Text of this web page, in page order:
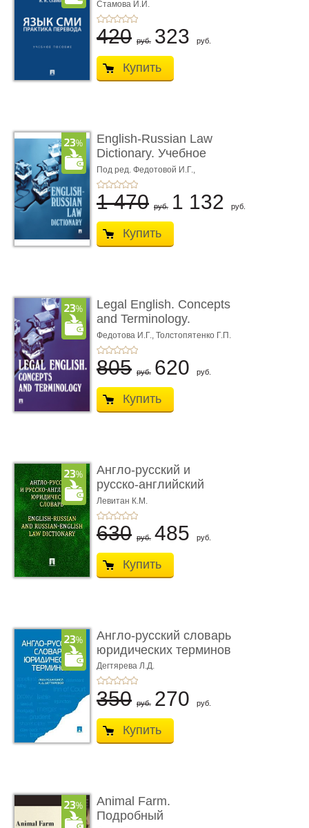
Стамова И.И.
420 руб. 323 руб.
Купить
English-Russian Law
Dictionary. Учебное
пособие
Под ред. Федотовой И.Г.,
Толстопятенко Г.П.
1 470 руб. 1 132 руб.
Купить
Legal English. Concepts
and Terminology.
Учебное пособие
Федотова И.Г., Толстопятенко Г.П.
805 руб. 620 руб.
Купить
Англо-русский и
русско-английский
юридический ...
Левитан К.М.
630 руб. 485 руб.
Купить
Англо-русский словарь
юридических терминов
Дегтярева Л.Д.
350 руб. 270 руб.
Купить
Animal Farm.
Подробный